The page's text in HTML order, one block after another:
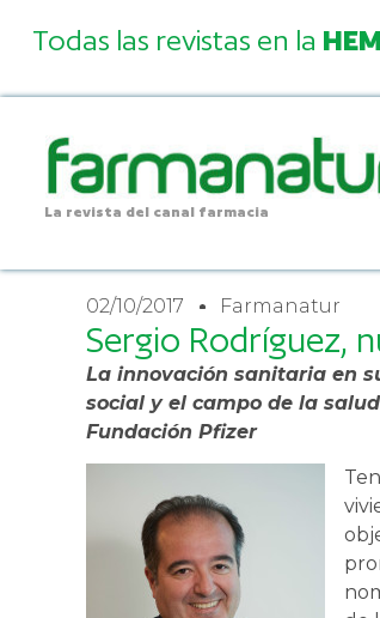
Todas las revistas en la
La revista del canal farmacia
02/10/2017 Farmanatur
Sergio Rodríguez,
La innovación sanitaria en
social y el campo de la
Fundación Pfizer